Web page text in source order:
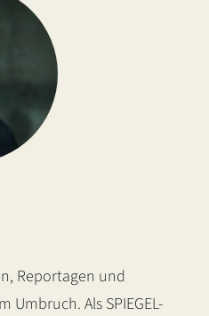
Reportagen und
Umbruch. Als SPIEGEL-